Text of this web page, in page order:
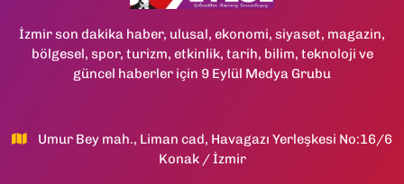
İzmir son dakika haber, ulusal, ekonomi, siyaset, magazin,
bölgesel, spor, turizm, etkinlik, tarih, bilim, teknoloji ve
güncel haberler için 9 Eylül Medya Grubu
Umur Bey mah., Liman cad, Havagazı Yerleşkesi No:16/6
Konak / İzmir